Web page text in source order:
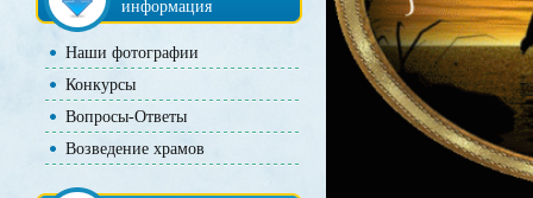
информация
Наши фотографии
Конкурсы
Вопросы-Ответы
Возведение храмов